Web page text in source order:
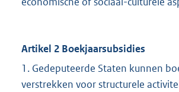
Artikel 2 Boekjaarsubsidies
1. Gedeputeerde Staten kunnen
verstrekken voor structurele